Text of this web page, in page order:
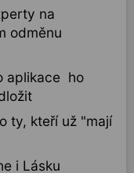
na
odměnu
aplikace ho
ty, kteří už "mají
i Lásku